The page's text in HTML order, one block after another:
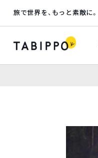
旅で世界を、もっと素敵に。